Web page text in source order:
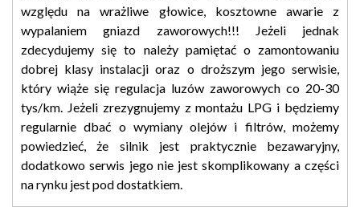
względu na wrażliwe głowice, kosztowne awarie z
wypalaniem gniazd zaworowych!!! Jeżeli jednak
zdecydujemy się to należy pamiętać o zamontowaniu
dobrej klasy instalacji oraz o droższym jego serwisie,
który wiąże się regulacja luzów zaworowych co 20-30
tys/km. Jeżeli zrezygnujemy z montażu LPG i będziemy
regularnie dbać o wymiany olejów i filtrów, możemy
powiedzieć, że silnik jest praktycznie bezawaryjny,
dodatkowo serwis jego nie jest skomplikowany a części
na rynku jest pod dostatkiem.